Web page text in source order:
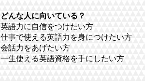
どんな人に向いている？
英語力に自信をつけたい方
仕事で使える英語力を身につけたい方
会話力をあげたい方
一生使える英語資格を手にしたい方